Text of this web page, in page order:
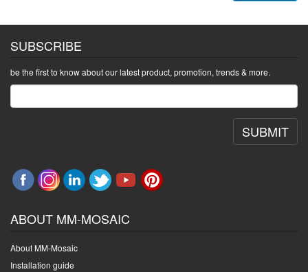
SUBSCRIBE
be the first to know about our latest product, promotion, trends & more.
SUBMIT
ABOUT MM-MOSAIC
About MM-Mosaic
Installation guide